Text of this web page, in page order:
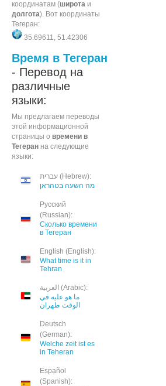
координатам (широта и
долгота). Вот координаты
Тегеран:
35.69611, 51.42306
Время в Тегеран
- Перевод на
различные
языки:
Мы предлагаем переводы
этой информационной
страницы о времени в
Тегеран на следующие
языки:
עברית (Hebrew):
מה השעה בטהראן
Русский
(Russian):
Сколько времени
в Тегеран
English (English):
What time is it in
Tehran
العربية (Arabic):
ما هو عليه في
الوقت طهران
Deutsch
(German):
Welche zeit ist es
in Teheran
Español
(Spanish):